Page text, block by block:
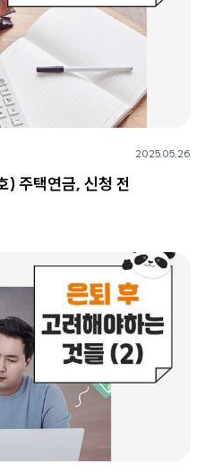
2025.05.26
) 주택연금, 신청 전